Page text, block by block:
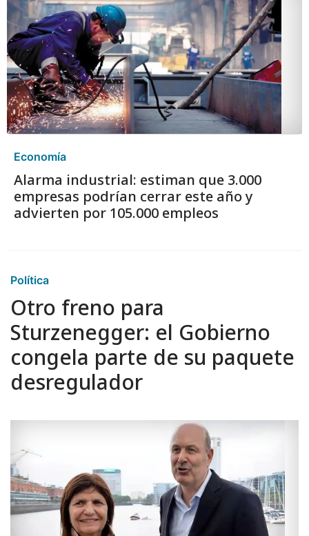
Economía
Alarma industrial: estiman que 3.000
empresas podrían cerrar este año y
advierten por 105.000 empleos
Política
Otro freno para
Sturzenegger: el Gobierno
congela parte de su paquete
desregulador